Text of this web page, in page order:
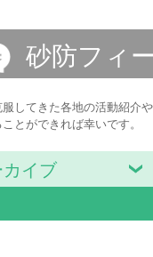
砂防フィ
してきた各地の活動紹介
とができれば幸いです。
イブ